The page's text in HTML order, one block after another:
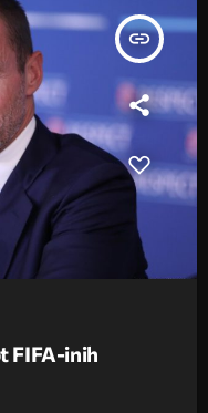
insert_link
FIFA-inih